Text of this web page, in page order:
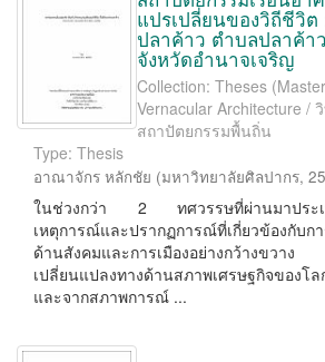
แปรเปลี่ยนของวิถีชีวิ
ปลาค้าว ตำบลปลาค้า
จังหวัดอำนาจเจริญ
Collection: Theses
Vernacular Architecture /
สถาปัตยกรรมพื้นถิ่น
Type: Thesis
อาณาจักร หลักชัย (มหาวิทยาลัยศิลปากร,
ในช่วงกว่า 2 ทศวรรษที่ผ่านมาประเท
เหตุการณ์และปรากฏการณ์ที่เกี่ยวข้องกับก
ด้านสังคมและการเมืองอย่างกว้างข
เปลี่ยนแปลงทางด้านสภาพเศรษฐกิจของโ
และจากสภาพการณ์ ...